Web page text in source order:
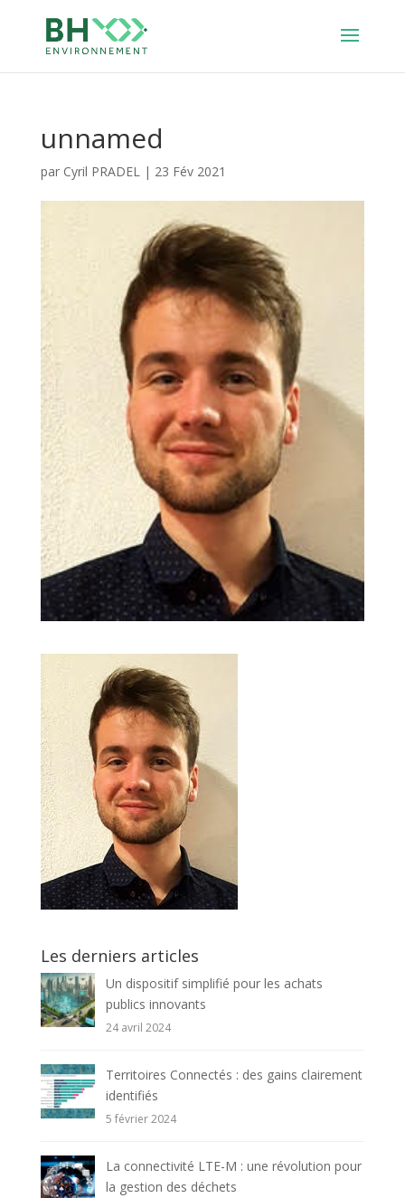
unnamed
par Cyril PRADEL| 23 Fév 2021
Les derniers articles
Un dispositif simplifié pour les achats
publics innovants
24 avril 2024
Territoires Connectés : des gains clairement
identifiés
5 février 2024
La connectivité LTE-M : une révolution pour
la gestion des déchets